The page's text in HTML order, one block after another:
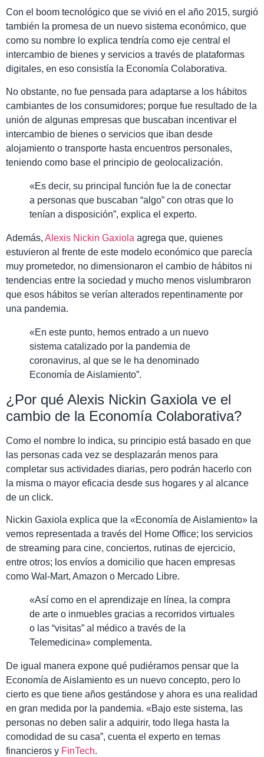
Con el boom tecnológico que se vivió en el año 2015, surgió
también la promesa de un nuevo sistema económico, que
como su nombre lo explica tendría como eje central el
intercambio de bienes y servicios a través de plataformas
digitales, en eso consistía la Economía Colaborativa.
No obstante, no fue pensada para adaptarse a los hábitos
cambiantes de los consumidores; porque fue resultado de la
unión de algunas empresas que buscaban incentivar el
intercambio de bienes o servicios que iban desde
alojamiento o transporte hasta encuentros personales,
teniendo como base el principio de geolocalización.
«Es decir, su principal función fue la de conectar
a personas que buscaban “algo” con otras que lo
tenían a disposición”, explica el experto.
Además, Alexis Nickin Gaxiola agrega que, quienes
estuvieron al frente de este modelo económico que parecía
muy prometedor, no dimensionaron el cambio de hábitos ni
tendencias entre la sociedad y mucho menos vislumbraron
que esos hábitos se verían alterados repentinamente por
una pandemia.
«En este punto, hemos entrado a un nuevo
sistema catalizado por la pandemia de
coronavirus, al que se le ha denominado
Economía de Aislamiento”.
¿Por qué Alexis Nickin Gaxiola ve el
cambio de la Economía Colaborativa?
Como el nombre lo indica, su principio está basado en que
las personas cada vez se desplazarán menos para
completar sus actividades diarias, pero podrán hacerlo con
la misma o mayor eficacia desde sus hogares y al alcance
de un click.
Nickin Gaxiola explica que la «Economía de Aislamiento» la
vemos representada a través del Home Office; los servicios
de streaming para cine, conciertos, rutinas de ejercicio,
entre otros; los envíos a domicilio que hacen empresas
como Wal-Mart, Amazon o Mercado Libre.
«Así como en el aprendizaje en línea, la compra
de arte o inmuebles gracias a recorridos virtuales
o las “visitas” al médico a través de la
Telemedicina» complementa.
De igual manera expone qué pudiéramos pensar que la
Economía de Aislamiento es un nuevo concepto, pero lo
cierto es que tiene años gestándose y ahora es una realidad
en gran medida por la pandemia. «Bajo este sistema, las
personas no deben salir a adquirir, todo llega hasta la
comodidad de su casa”, cuenta el experto en temas
financieros y FinTech.